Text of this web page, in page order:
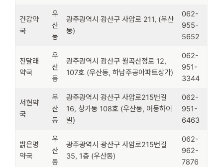
건강약
국
우
산
동
광주광역시 광산구 사암로 211, (우산
동)
062-
955-
5652
진달래
약국
우
산
동
광주광역시 광산구 월곡산정로 12,
107호 (우산동, 하남주공아파트상가)
062-
951-
3344
서현약
국
우
산
동
광주광역시 광산구 사암로215번길
16, 상가동 108호 (우산동, 어등하이
빌)
062-
951-
6463
밝은명
약국
우
산
동
광주광역시 광산구 사암로215번길
35, 1층 (우산동)
062-
962-
7876